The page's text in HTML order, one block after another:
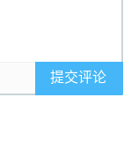
提交评论